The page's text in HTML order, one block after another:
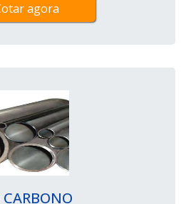
agora